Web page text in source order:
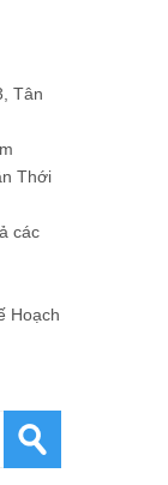
Tân
Thới
các
Hoạch